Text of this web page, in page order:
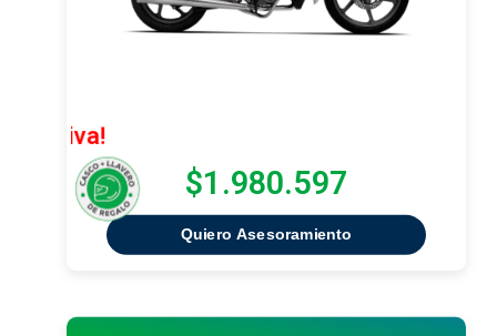
$1.980.597
Quiero Asesoramiento